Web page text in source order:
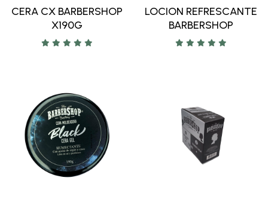
CERA CX BARBERSHOP
X190G
LOCION REFRESCANTE
BARBERSHOP